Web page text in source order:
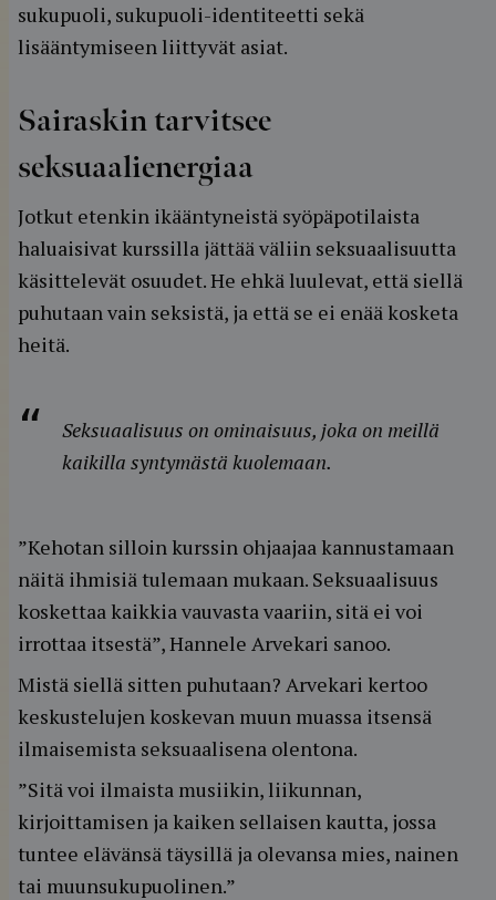
sukupuoli, sukupuoli-identiteetti sekä
lisääntymiseen liittyvät asiat.
Sairaskin tarvitsee
seksuaalienergiaa
Jotkut etenkin ikääntyneistä syöpäpotilaista
haluaisivat kurssilla jättää väliin seksuaalisuutta
käsittelevät osuudet. He ehkä luulevat, että siellä
puhutaan vain seksistä, ja että se ei enää kosketa
heitä.
Seksuaalisuus on ominaisuus, joka on meillä
kaikilla syntymästä kuolemaan.
”Kehotan silloin kurssin ohjaajaa kannustamaan
näitä ihmisiä tulemaan mukaan. Seksuaalisuus
koskettaa kaikkia vauvasta vaariin, sitä ei voi
irrottaa itsestä”, Hannele Arvekari sanoo.
Mistä siellä sitten puhutaan? Arvekari kertoo
keskustelujen koskevan muun muassa itsensä
ilmaisemista seksuaalisena olentona.
”Sitä voi ilmaista musiikin, liikunnan,
kirjoittamisen ja kaiken sellaisen kautta, jossa
tuntee elävänsä täysillä ja olevansa mies, nainen
tai muunsukupuolinen.”